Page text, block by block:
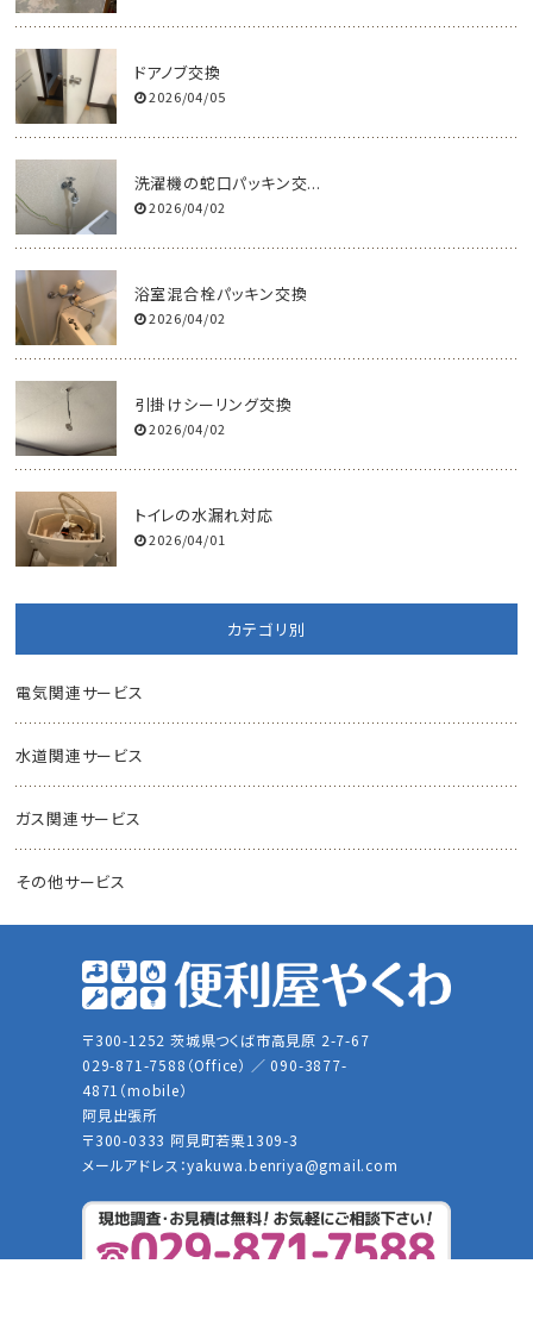
ドアノブ交換
2026/04/05
洗濯機の蛇口パッキン交...
2026/04/02
浴室混合栓パッキン交換
2026/04/02
引掛けシーリング交換
2026/04/02
トイレの水漏れ対応
2026/04/01
カテゴリ別
電気関連サービス
水道関連サービス
ガス関連サービス
その他サービス
〒300-1252 茨城県つくば市高見原 2-7-67
029-871-7588（Office） ／ 090-3877-
4871（mobile）
阿見出張所
〒300-0333 阿見町若栗1309-3
メールアドレス：yakuwa.benriya@gmail.com